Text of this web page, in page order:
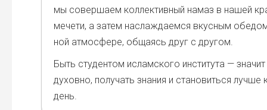
мы совер­ша­ем кол­лек­тив­ный намаз в нашей
мече­ти, а затем насла­жда­ем­ся вкус­ным
ной атмо­сфе­ре, обща­ясь друг с дру­гом.
Быть сту­ден­том ислам­ско­го инсти­ту­та —
духов­но, полу­чать зна­ния и ста­но­вить­ся
день.